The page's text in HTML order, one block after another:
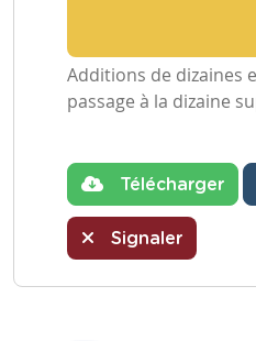
Additions de dizaines
passage à la dizaine
Télécharger
Signaler